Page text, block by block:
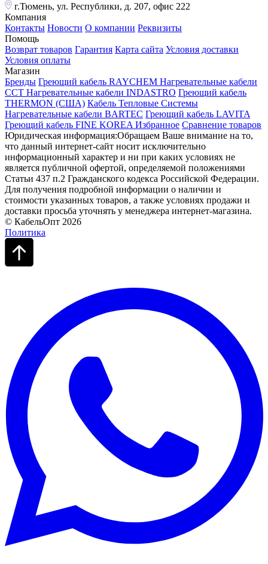
г.Тюмень, ул. Республики, д. 207, офис 222
Компания
Контакты Новости О компании Реквизиты
Помощь
Возврат товаров Гарантия Карта сайта Условия доставки
Условия оплаты
Магазин
Бренды Греющий кабель RAYCHEM Нагревательные кабели
ССТ Нагревательные кабели INDASTRO Греющий кабель
THERMON (США) Кабель Тепловые Системы
Нагревательные кабели BARTEC Греющий кабель LAVITA
Греющий кабель FINE KOREA Избранное Сравнение товаров
Юридическая информация:Обращаем Ваше внимание на то,
что данный интернет-сайт носит исключительно
информационный характер и ни при каких условиях не
является публичной офертой, определяемой положениями
Статьи 437 п.2 Гражданского кодекса Российской Федерации.
Для получения подробной информации о наличии и
стоимости указанных товаров, а также условиях продажи и
доставки просьба уточнять у менеджера интернет-магазина.
© КабельОпт 2026
Политика